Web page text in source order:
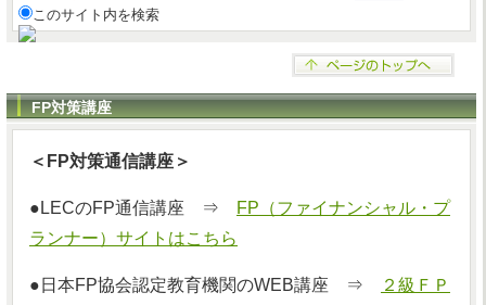
このサイト内を検索
FP対策講座
＜FP対策通信講座＞
●LECのFP通信講座 ⇒
FP（ファイナンシャル・プ
ランナー）サイトはこちら
●日本FP協会認定教育機関のWEB講座 ⇒
２級ＦＰ